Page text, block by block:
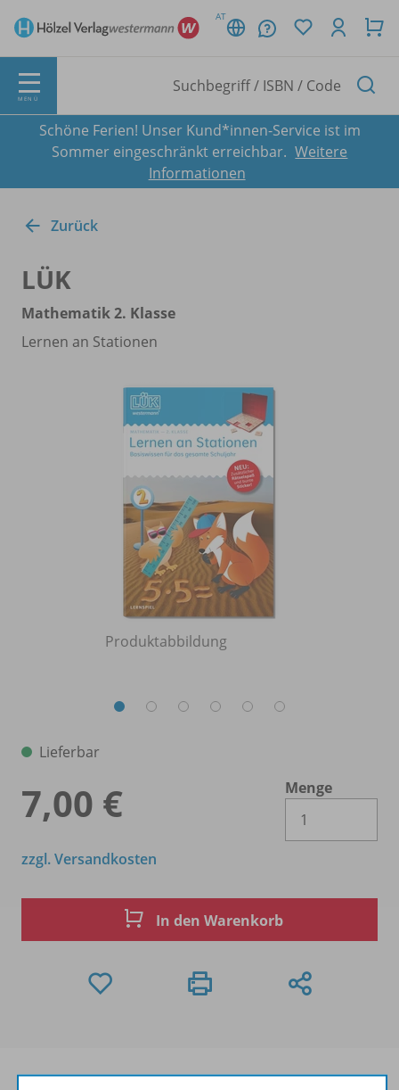
AT
MENÜ
Schöne Ferien! Unser Kund*innen-Service ist im
Sommer eingeschränkt erreichbar. Weitere
Informationen
Zurück
LÜK
Mathematik 2. Klasse
Lernen an Stationen
Produktabbildung
Lieferbar
7,00 €
Menge
zzgl. Versandkosten
In den Warenkorb